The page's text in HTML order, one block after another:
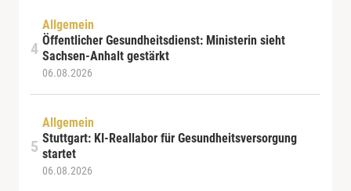
Allgemein
Öffentlicher Gesundheitsdienst: Ministerin sieht
Sachsen-Anhalt gestärkt
06.08.2026
Allgemein
Stuttgart: KI-Reallabor für Gesundheitsversorgung
startet
06.08.2026